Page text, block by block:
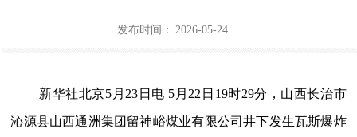
长者模式
发布时间： 2026-05-24
新华社北京5月23日电 5月22日19时29分，山西长治市
沁源县山西通洲集团留神峪煤业有限公司井下发生瓦斯爆炸